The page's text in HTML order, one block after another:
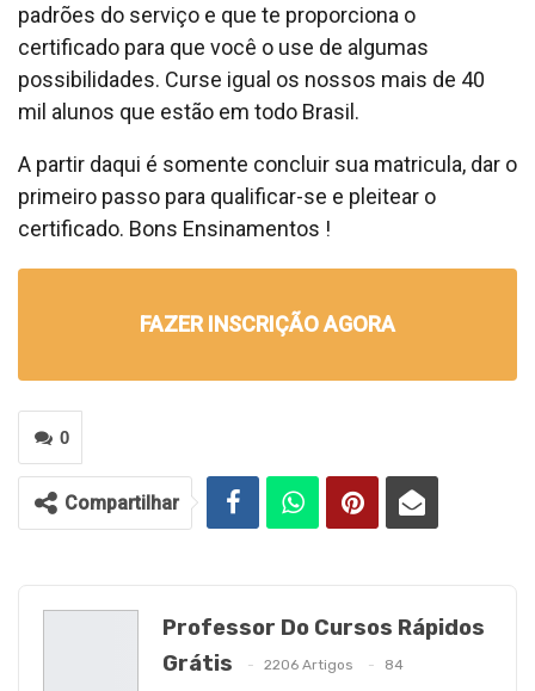
padrões do serviço e que te proporciona o
certificado para que você o use de algumas
possibilidades. Curse igual os nossos mais de 40
mil alunos que estão em todo Brasil.
A partir daqui é somente concluir sua matricula, dar o
primeiro passo para qualificar-se e pleitear o
certificado. Bons Ensinamentos !
FAZER INSCRIÇÃO AGORA
0
Compartilhar
Professor Do Cursos Rápidos
Grátis
2206 Artigos 84